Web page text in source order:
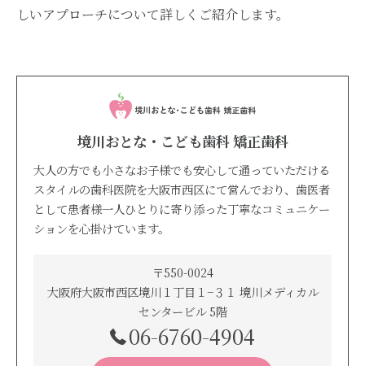
しいアプローチについて詳しくご紹介します。
境川おとな・こども歯科 矯正歯科
大人の方でも小さなお子様でも安心して通っていただける
スタイルの歯科医院を大阪市西区にて営んでおり、歯医者
として患者様一人ひとりに寄り添った丁寧なコミュニケー
ションを心掛けています。
〒550-0024
大阪府大阪市西区境川１丁目１−３１ 境川メディカル
センタービル 5階
06-6760-4904